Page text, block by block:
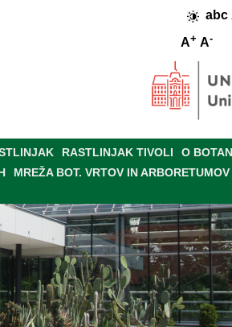
abc
A+ A-
RASTLINJAK TIVOLI O
MREŽA BOT. VRTOV IN ARBORETUMOV